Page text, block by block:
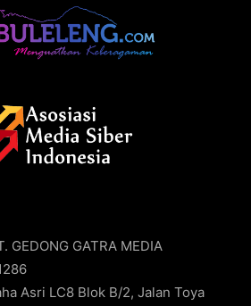
GEDONG GATRA MEDIA
Asri LC8 Blok B/2, Jalan Toya